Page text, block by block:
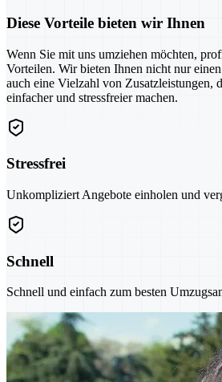
Diese Vorteile bieten wir Ihnen
Wenn Sie mit uns umziehen möchten,
Vorteilen. Wir bieten Ihnen nicht nur
auch eine Vielzahl von Zusatzleistungen,
einfacher und stressfreier machen.
Stressfrei
Unkompliziert Angebote einholen und
Schnell
Schnell und einfach zum besten